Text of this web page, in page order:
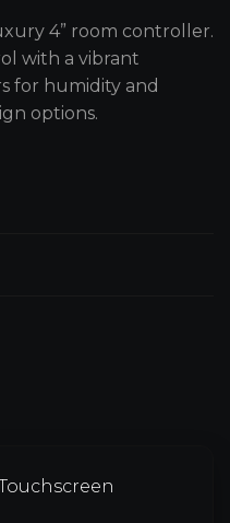
4” room controller.
with a vibrant
for humidity and
options.